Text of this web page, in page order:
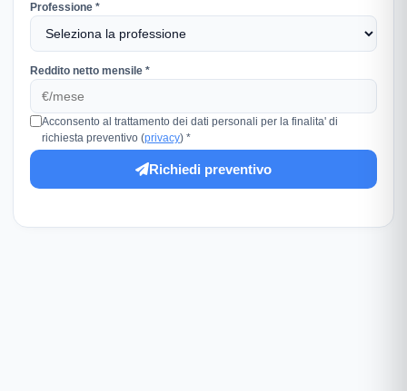
Professione *
Reddito netto mensile *
Acconsento al trattamento dei dati personali per la finalita' di
richiesta preventivo (privacy) *
Richiedi preventivo